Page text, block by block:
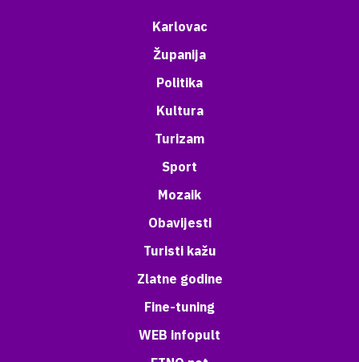
Karlovac
Županija
Politika
Kultura
Turizam
Sport
Mozaik
Obavijesti
Turisti kažu
Zlatne godine
Fine-tuning
WEB infopult